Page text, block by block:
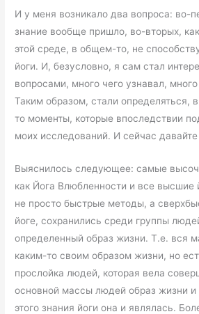
И у меня возникало два вопроса: во-
знание вообще пришло, во-вторых,
этой среде, в общем-то, не
йоги. И, безусловно, я сам стал
вопросами, много чего узнавал,
Таким образом, стали определяться,
то моменты, которые впоследствии
моих исследований. И сейчас
Выяснилось следующее: самые
как Йога Влюбленности и все высшие
не просто быстрые методы, а
йоге, сохранились среди группы
определенный образ жизни. Т.е. вся
каким-то своим образом жизни, но
прослойка людей, которая вела
основной массы людей образ жизни и
этого знания йоги она и являлась.